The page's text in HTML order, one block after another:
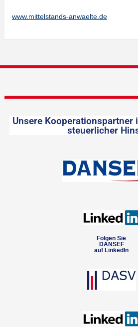
www.mittelstands-anwaelte.de
Unsere Kooperationspartner
steuerlicher
Folgen Sie
DANSEF
auf LinkedIn